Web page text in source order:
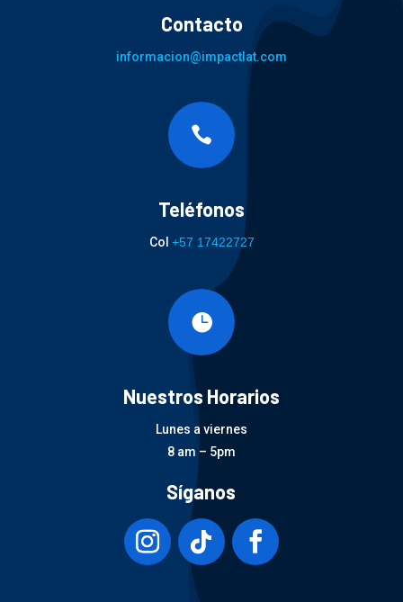
Contacto
informacion@impactlat.com

Teléfonos
Col +57 17422727

Nuestros Horarios
Lunes a viernes
8 am – 5pm
Síganos